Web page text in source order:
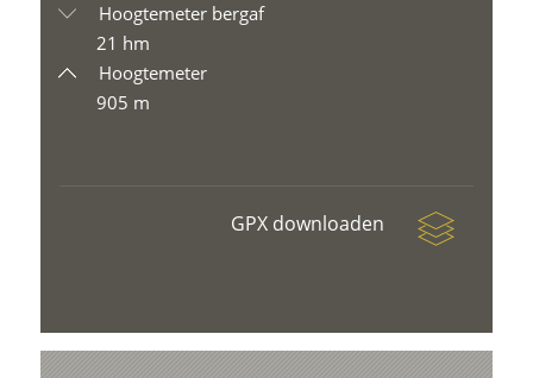
Hoogtemeter bergaf
21 hm
Hoogtemeter
905 m
GPX downloaden